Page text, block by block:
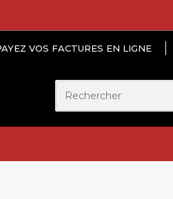
VOS FACTURES EN LIGNE